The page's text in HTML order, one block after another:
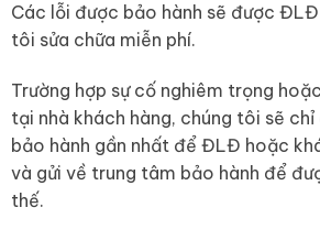
Các lỗi được bảo hành sẽ được
tôi sửa chữa miễn phí.
Trường hợp sự cố nghiêm trọng
tại nhà khách hàng, chúng tôi sẽ
bảo hành gần nhất để ĐLĐ hoặc
và gửi về trung tâm bảo hành để
thế.